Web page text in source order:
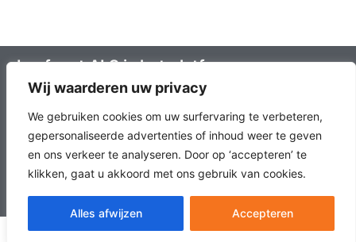
Wij waarderen uw privacy
We gebruiken cookies om uw surfervaring te verbeteren,
gepersonaliseerde advertenties of inhoud weer te geven
en ons verkeer te analyseren. Door op ‘accepteren’ te
klikken, gaat u akkoord met ons gebruik van cookies.
Alles afwijzen Accepteren
Leef met ALS is het platform voor mensen
met ALS en hun omgeving; ALS lotgenoten.
Leefals.nl heeft als doel om ALS lotgenoten
met elkaar in contact te brengen, het
laatste onderzoek en nieuws over ALS en
échte verhalen te delen.
© Leef met ALS |Privacybeleid| Website door Webexperts.nl
NL